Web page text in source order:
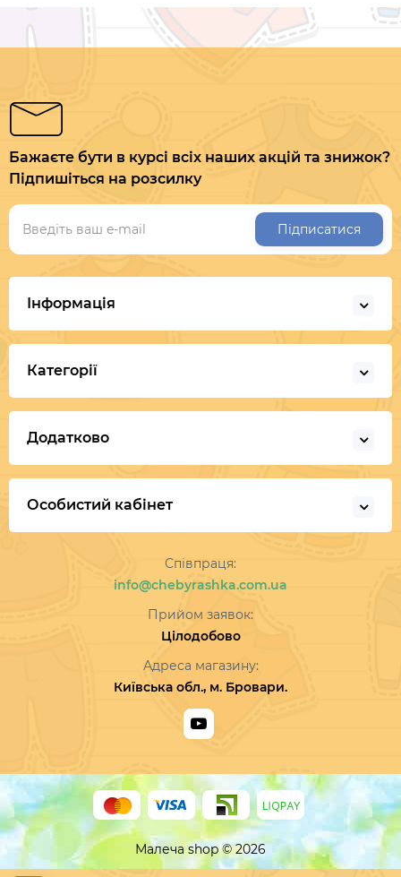
Бажаєте бути в курсі всіх наших акцій та знижок?
Підпишіться на розсилку
Підписатися
Інформація
Категорії
Додатково
Особистий кабінет
Співпраця:
info@chebyrashka.com.ua
Прийом заявок:
Цілодобово
Адреса магазину:
Київська обл., м. Бровари.
Малеча shop © 2026